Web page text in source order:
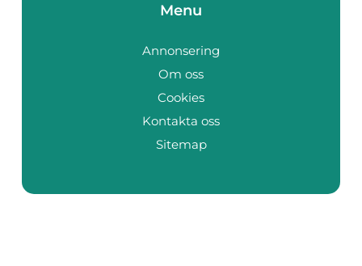
Menu
Annonsering
Om oss
Cookies
Kontakta oss
Sitemap